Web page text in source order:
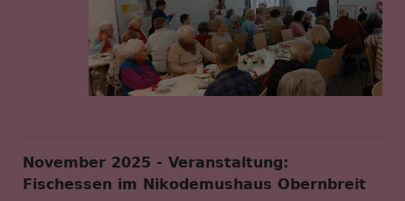
November 2025 - Veranstaltung:
Fischessen im Nikodemushaus Obernbreit